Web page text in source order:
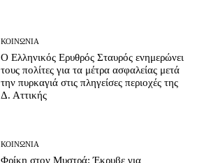
ΚΟΙΝΩΝΊΑ
Ο Ελληνικός Ερυθρός Σταυρός ενημερώνει
τους πολίτες για τα μέτρα ασφαλείας μετά
την πυρκαγιά στις πληγείσες περιοχές της
Δ. Αττικής
ΚΟΙΝΩΝΊΑ
Φρίκη στον Μυστρά: Έκρυβε για